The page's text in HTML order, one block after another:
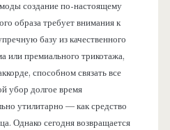
создание по-настоящему
образа требует внимания к
базу из качественного
или премиального трикотажа,
способном связать все
убор долгое время
утилитарно — как средство
Однако сегодня возвращается